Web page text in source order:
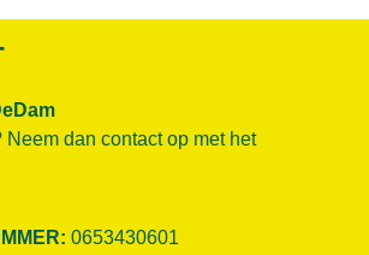
Neem dan contact op met het
0653430601